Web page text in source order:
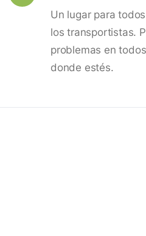
Un lugar para
los transportistas.
problemas en
donde estés.